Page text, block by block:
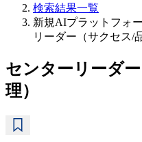
検索結果一覧
新規AIプラットフォ
リーダー（サクセス/
センターリーダ
理）